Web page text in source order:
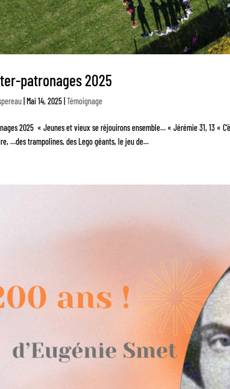
patronages 2025
|Mai 14, 2025 |Témoignage
2025 « Jeunes et vieux se réjouirons ensemble… « Jérémie 31, 13 «
…des trampolines, des Lego géants, le jeu de...